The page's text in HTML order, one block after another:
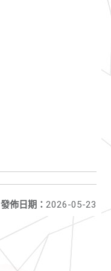
發佈日期： 2026-05-23